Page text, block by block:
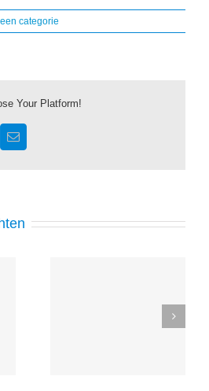
categorie
Your Platform!
E-
mail